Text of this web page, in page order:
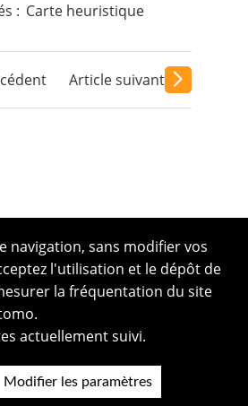
: Carte heuristique
Article suivant
navigation, sans modifier vos
l'utilisation et le dépôt de
la fréquentation du site
actuellement suivi.
Modifier les paramètres